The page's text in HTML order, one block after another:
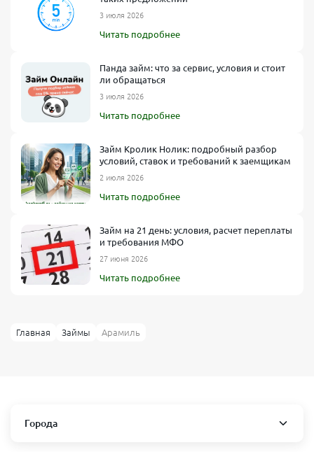
3 июля 2026
Читать подробнее
Панда займ: что за сервис, условия и стоит
ли обращаться
3 июля 2026
Читать подробнее
Займ Кролик Нолик: подробный разбор
условий, ставок и требований к заемщикам
2 июля 2026
Читать подробнее
Займ на 21 день: условия, расчет переплаты
и требования МФО
27 июня 2026
Читать подробнее
Главная Займы Арамиль
Города